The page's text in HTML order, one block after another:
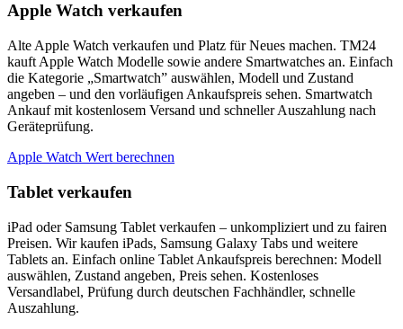
Apple Watch verkaufen
Alte Apple Watch verkaufen und Platz für Neues machen. TM24
kauft Apple Watch Modelle sowie andere Smartwatches an. Einfach
die Kategorie „Smartwatch” auswählen, Modell und Zustand
angeben – und den vorläufigen Ankaufspreis sehen. Smartwatch
Ankauf mit kostenlosem Versand und schneller Auszahlung nach
Geräteprüfung.
Apple Watch Wert berechnen
Tablet verkaufen
iPad oder Samsung Tablet verkaufen – unkompliziert und zu fairen
Preisen. Wir kaufen iPads, Samsung Galaxy Tabs und weitere
Tablets an. Einfach online Tablet Ankaufspreis berechnen: Modell
auswählen, Zustand angeben, Preis sehen. Kostenloses
Versandlabel, Prüfung durch deutschen Fachhändler, schnelle
Auszahlung.